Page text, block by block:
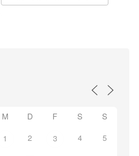
M D F S
S
1 2 3 4 5